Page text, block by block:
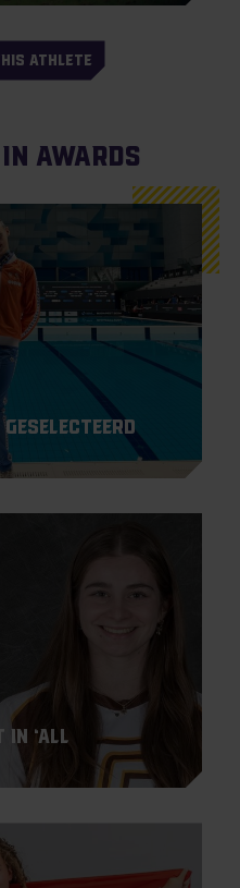
ATHLETE
Awards
geselecteerd
in ‘All